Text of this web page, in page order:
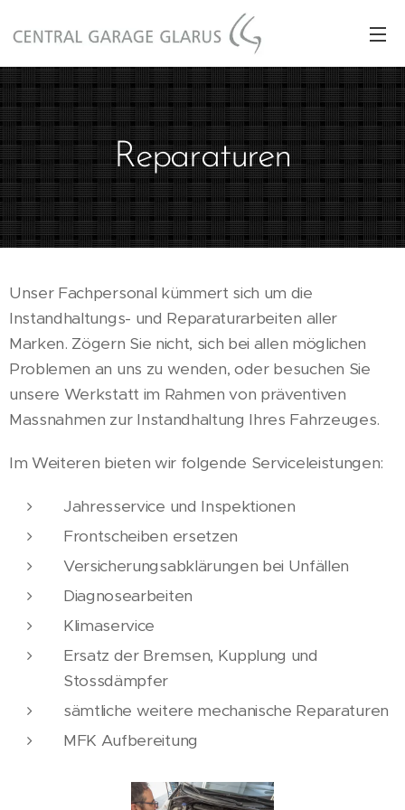
Reparaturen
Unser Fachpersonal kümmert sich um die
Instandhaltungs- und Reparaturarbeiten aller
Marken. Zögern Sie nicht, sich bei allen möglichen
Problemen an uns zu wenden, oder besuchen Sie
unsere Werkstatt im Rahmen von präventiven
Massnahmen zur Instandhaltung Ihres Fahrzeuges.
Im Weiteren bieten wir folgende Serviceleistungen:
Jahresservice und Inspektionen
Frontscheiben ersetzen
Versicherungsabklärungen bei Unfällen
Diagnosearbeiten
Klimaservice
Ersatz der Bremsen, Kupplung und
Stossdämpfer
sämtliche weitere mechanische Reparaturen
MFK Aufbereitung